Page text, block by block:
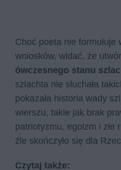
Choć poeta nie formułuje
wniosków, widać, że
ówczesnego stanu
szlachta nie słuchała
pokazała historia wady
wierszu, takie jak brak
patriotyzmu, egoizm i złe
źle skończyło się dla
Czytaj także: